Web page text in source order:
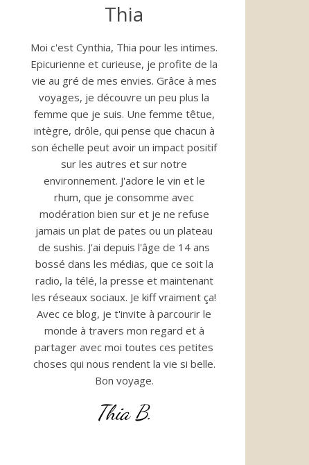
Thia
Moi c'est Cynthia, Thia pour les intimes.
Epicurienne et curieuse, je profite de la
vie au gré de mes envies. Grâce à mes
voyages, je découvre un peu plus la
femme que je suis. Une femme têtue,
intègre, drôle, qui pense que chacun à
son échelle peut avoir un impact positif
sur les autres et sur notre
environnement. J'adore le vin et le
rhum, que je consomme avec
modération bien sur et je ne refuse
jamais un plat de pates ou un plateau
de sushis. J'ai depuis l'âge de 14 ans
bossé dans les médias, que ce soit la
radio, la télé, la presse et maintenant
les réseaux sociaux. Je kiff vraiment ça!
Avec ce blog, je t'invite à parcourir le
monde à travers mon regard et à
partager avec moi toutes ces petites
choses qui nous rendent la vie si belle.
Bon voyage.
Thia B.